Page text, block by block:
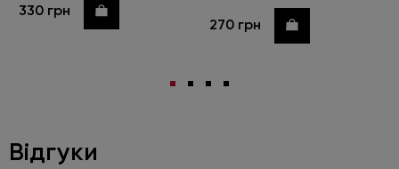
330 грн Купити
270 грн Купити
Відгуки